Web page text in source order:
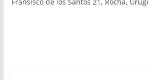
Fransisco de los Santos 21, Rocha,